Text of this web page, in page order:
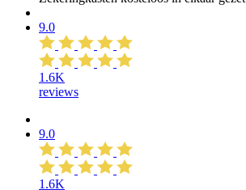
9.0
1.6K
reviews
9.0
1.6K